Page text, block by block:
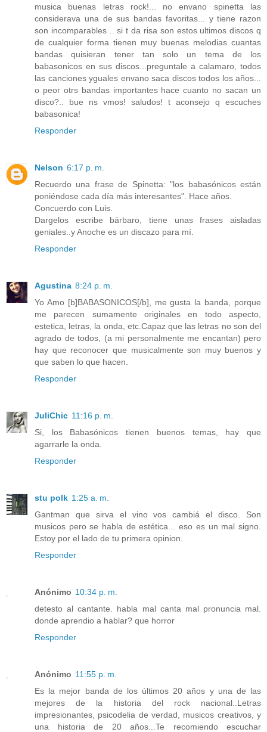
musica buenas letras rock!... no envano spinetta las
considerava una de sus bandas favoritas... y tiene razon
son incomparables .. si t da risa son estos ultimos discos q
de cualquier forma tienen muy buenas melodias cuantas
bandas quisieran tener tan solo un tema de los
babasonicos en sus discos...preguntale a calamaro, todos
las canciones yguales envano saca discos todos los años...
o peor otrs bandas importantes hace cuanto no sacan un
disco?.. bue ns vmos! saludos! t aconsejo q escuches
babasonica!
Responder
Nelson 6:17 p. m.
Recuerdo una frase de Spinetta: "los babasónicos están
poniéndose cada día más interesantes". Hace años.
Concuerdo con Luis.
Dargelos escribe bárbaro, tiene unas frases aisladas
geniales..y Anoche es un discazo para mí.
Responder
Agustina 8:24 p. m.
Yo Amo [b]BABASONICOS[/b], me gusta la banda, porque
me parecen sumamente originales en todo aspecto,
estetica, letras, la onda, etc.Capaz que las letras no son del
agrado de todos, (a mi personalmente me encantan) pero
hay que reconocer que musicalmente son muy buenos y
que saben lo que hacen.
Responder
JuliChic 11:16 p. m.
Si, los Babasónicos tienen buenos temas, hay que
agarrarle la onda.
Responder
stu polk 1:25 a. m.
Gantman que sirva el vino vos cambiá el disco. Son
musicos pero se habla de estética... eso es un mal signo.
Estoy por el lado de tu primera opinion.
Responder
Anónimo 10:34 p. m.
detesto al cantante. habla mal canta mal pronuncia mal.
donde aprendio a hablar? que horror
Responder
Anónimo 11:55 p. m.
Es la mejor banda de los últimos 20 años y una de las
mejores de la historia del rock nacional..Letras
impresionantes, psicodelia de verdad, musicos creativos, y
una historia de 20 años...Te recomiendo escuchar